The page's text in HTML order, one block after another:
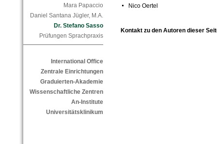
Mara Papaccio
Daniel Santana Jügler, M.A.
Dr. Stefano Sasso
Prüfungen Sprachpraxis
International Office
Zentrale Einrichtungen
Graduierten-Akademie
Wissenschaftliche Zentren
An-Institute
Universitätsklinikum
Nico Oertel
Kontakt zu den Autoren dieser